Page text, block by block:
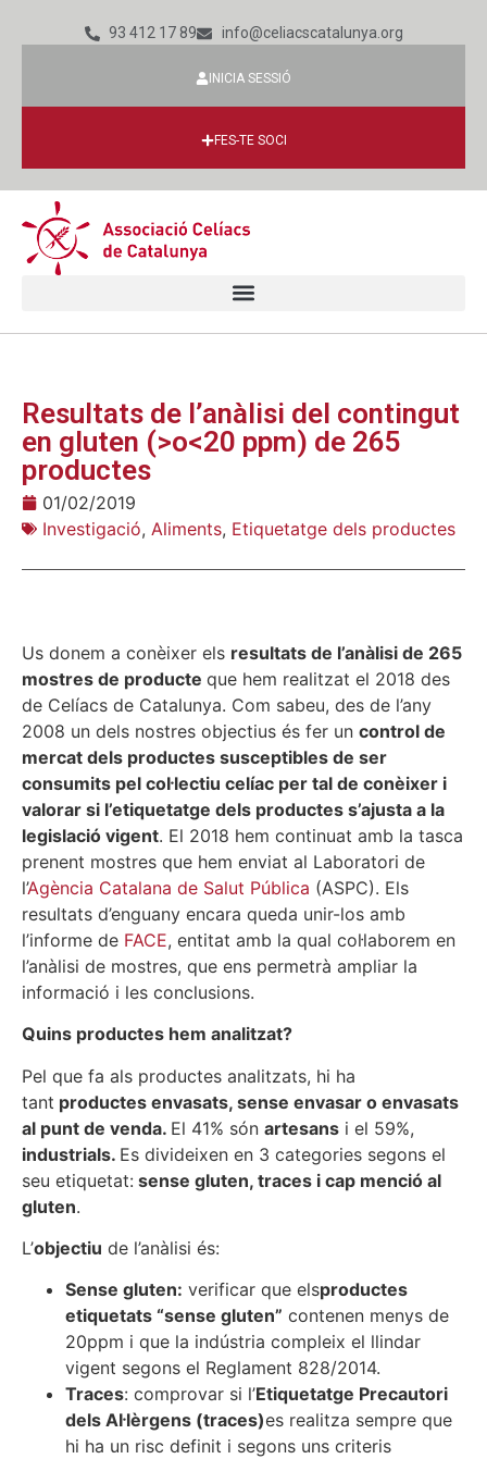
93 412 17 89 info@celiacscatalunya.org
INICIA SESSIÓ
FES-TE SOCI
Resultats de l’anàlisi del contingut
en gluten (>o<20 ppm) de 265
productes
01/02/2019
Investigació, Aliments, Etiquetatge dels productes
Us donem a conèixer els resultats de l’anàlisi de 265
mostres de producte que hem realitzat el 2018 des
de Celíacs de Catalunya. Com sabeu, des de l’any
2008 un dels nostres objectius és fer un control de
mercat dels productes susceptibles de ser
consumits pel col·lectiu celíac per tal de conèixer i
valorar si l’etiquetatge dels productes s’ajusta a la
legislació vigent. El 2018 hem continuat amb la tasca
prenent mostres que hem enviat al Laboratori de
l’Agència Catalana de Salut Pública (ASPC). Els
resultats d’enguany encara queda unir-los amb
l’informe de FACE, entitat amb la qual col·laborem en
l’anàlisi de mostres, que ens permetrà ampliar la
informació i les conclusions.
Quins productes hem analitzat?
Pel que fa als productes analitzats, hi ha
tant productes envasats, sense envasar o envasats
al punt de venda. El 41% són artesans i el 59%,
industrials. Es divideixen en 3 categories segons el
seu etiquetat: sense gluten, traces i cap menció al
gluten.
L’objectiu de l’anàlisi és:
Sense gluten: verificar que elsproductes
etiquetats “sense gluten” contenen menys de
20ppm i que la indústria compleix el llindar
vigent segons el Reglament 828/2014.
Traces: comprovar si l’Etiquetatge Precautori
dels Al·lèrgens (traces)es realitza sempre que
hi ha un risc definit i segons uns criteris